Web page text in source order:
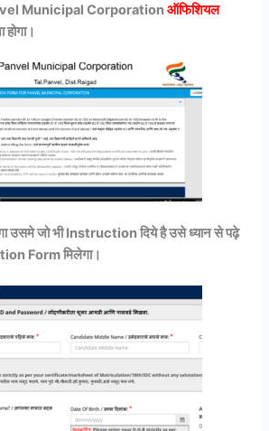
Municipal Corporationऑफिशियल
होगा।
उसमे जो भी Instruction दिये है उसे ध्यान से पढ़े
Form मिलेगा।